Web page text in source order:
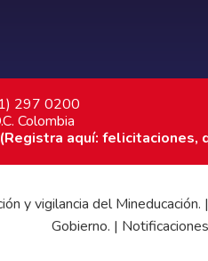
297 0200
Colombia
aquí:
y vigilancia del
Gobierno. |